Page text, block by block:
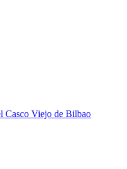
Casco Viejo de Bilbao